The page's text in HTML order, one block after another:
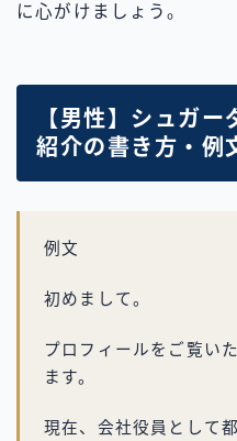
に心がけましょう。
【男性】シュガ
紹介の書き方・例
例文
初めまして。
プロフィールをご覧い
ます。
現在、会社役員として